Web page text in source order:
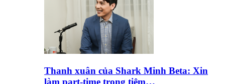
Thanh xuân của Shark Minh Beta: Xin
làm part-time trong tiệm…